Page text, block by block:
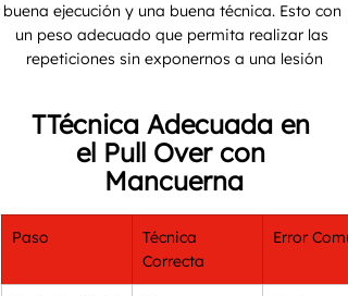
buena ejecución y una buena técnica. Esto con
un peso adecuado que permita realizar las
repeticiones sin exponernos a una lesión
TTécnica Adecuada en
el Pull Over con
Mancuerna
Paso
Técnica
Correcta
Error